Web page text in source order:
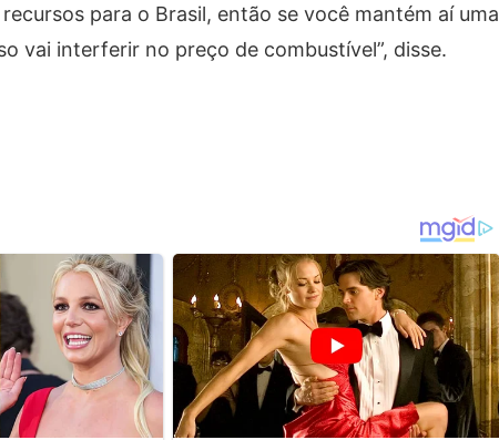
para o Brasil, então se você mantém aí uma
vai interferir no preço de combustível”, disse.